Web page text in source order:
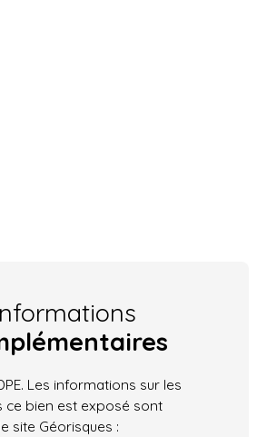
Les informations sur les
ce bien est exposé sont
site Géorisques :